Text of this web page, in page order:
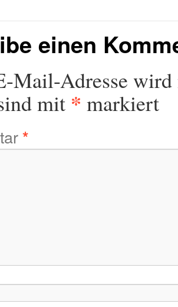
einen
Mail-Adresse
mit * markiert
*